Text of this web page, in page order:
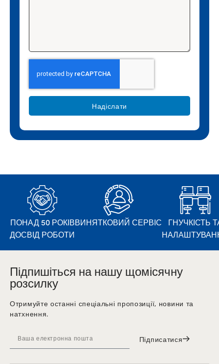
Надіслати
ПОНАД 50 РОКІВ
ДОСВІД РОБОТИ
ВИНЯТКОВИЙ СЕРВІС
ГНУЧКІСТЬ
Підпишіться на нашу щомісячну
розсилку
Отримуйте останні спеціальні пропозиції, новини та
натхнення.
Підписатися